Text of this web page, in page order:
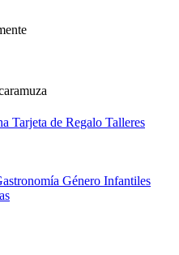
Tarjeta de Regalo Talleres
Género Infantiles